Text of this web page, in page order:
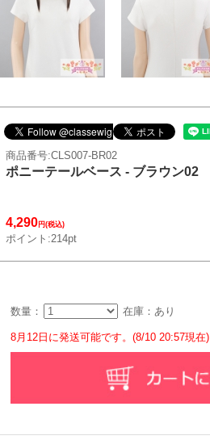
商品番号:CLS007-BR02
ポニーテールベース - ブラウン02
4,290円(税込)
ポイント:214pt
数量： 在庫：あり
8月12日に発送可能です。(8/10 20:57現在)